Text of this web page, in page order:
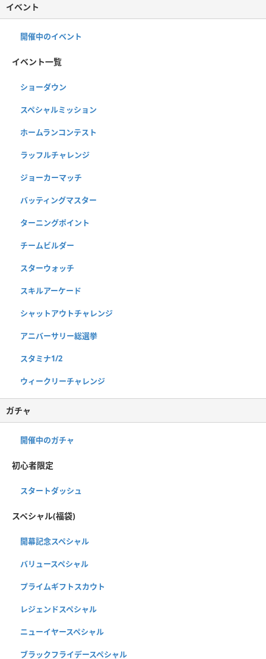
イベント
開催中のイベント
イベント一覧
ショーダウン
スペシャルミッション
ホームランコンテスト
ラッフルチャレンジ
ジョーカーマッチ
バッティングマスター
ターニングポイント
チームビルダー
スターウォッチ
スキルアーケード
シャットアウトチャレンジ
アニバーサリー総選挙
スタミナ1/2
ウィークリーチャレンジ
ガチャ
開催中のガチャ
初心者限定
スタートダッシュ
スペシャル(福袋)
開幕記念スペシャル
バリュースペシャル
プライムギフトスカウト
レジェンドスペシャル
ニューイヤースペシャル
ブラックフライデースペシャル